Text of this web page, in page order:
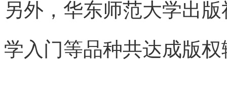
另外，华东师范大学出
学入门等品种共达成版